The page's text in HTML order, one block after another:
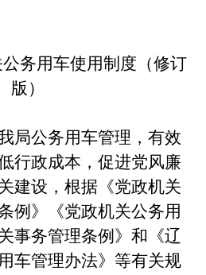
务用车使用制度（修订
版）
公务用车管理，有效
行政成本，促进党风廉
建设，根据《党政机关
例》《党政机关公务用
事务管理条例》和《辽
车管理办法》等有关规